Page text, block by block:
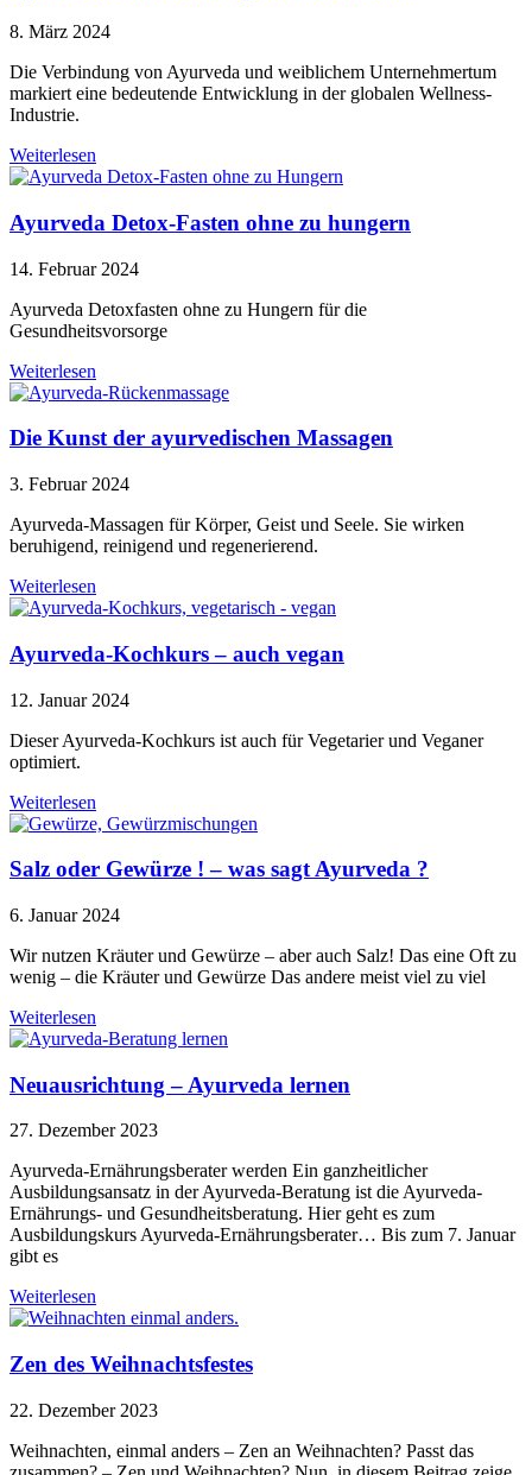
8. März 2024
Die Verbindung von Ayurveda und weiblichem Unternehmertum
markiert eine bedeutende Entwicklung in der globalen Wellness-
Industrie.
Weiterlesen
Ayurveda Detox-Fasten ohne zu hungern
14. Februar 2024
Ayurveda Detoxfasten ohne zu Hungern für die
Gesundheitsvorsorge
Weiterlesen
Die Kunst der ayurvedischen Massagen
3. Februar 2024
Ayurveda-Massagen für Körper, Geist und Seele. Sie wirken
beruhigend, reinigend und regenerierend.
Weiterlesen
Ayurveda-Kochkurs – auch vegan
12. Januar 2024
Dieser Ayurveda-Kochkurs ist auch für Vegetarier und Veganer
optimiert.
Weiterlesen
Salz oder Gewürze ! – was sagt Ayurveda ?
6. Januar 2024
Wir nutzen Kräuter und Gewürze – aber auch Salz! Das eine Oft zu
wenig – die Kräuter und Gewürze Das andere meist viel zu viel
Weiterlesen
Neuausrichtung – Ayurveda lernen
27. Dezember 2023
Ayurveda-Ernährungsberater werden Ein ganzheitlicher
Ausbildungsansatz in der Ayurveda-Beratung ist die Ayurveda-
Ernährungs- und Gesundheitsberatung. Hier geht es zum
Ausbildungskurs Ayurveda-Ernährungsberater… Bis zum 7. Januar
gibt es
Weiterlesen
Zen des Weihnachtsfestes
22. Dezember 2023
Weihnachten, einmal anders – Zen an Weihnachten? Passt das